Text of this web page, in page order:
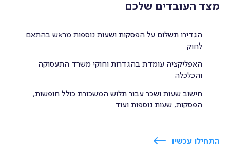
מצד העובדים שלכם
הגדירו תשלום על הפסקות ושעות נוספות מראש בהתאם
לחוק
האפליקציה עומדת בהגדרות וחוקי משרד התעסוקה
והכלכלה
חישוב שעות ושכר עבור תלוש המשכורת כולל חופשות,
הפסקות, שעות נוספות ועוד
התחילו עכשיו